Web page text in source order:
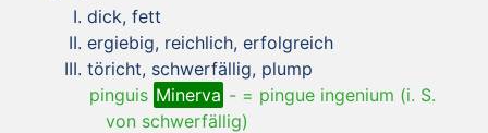
dick, fett
ergiebig, reichlich, erfolgreich
töricht, schwerfällig, plump
pinguis Minerva - = pingue ingenium (i. S.
von schwerfällig)